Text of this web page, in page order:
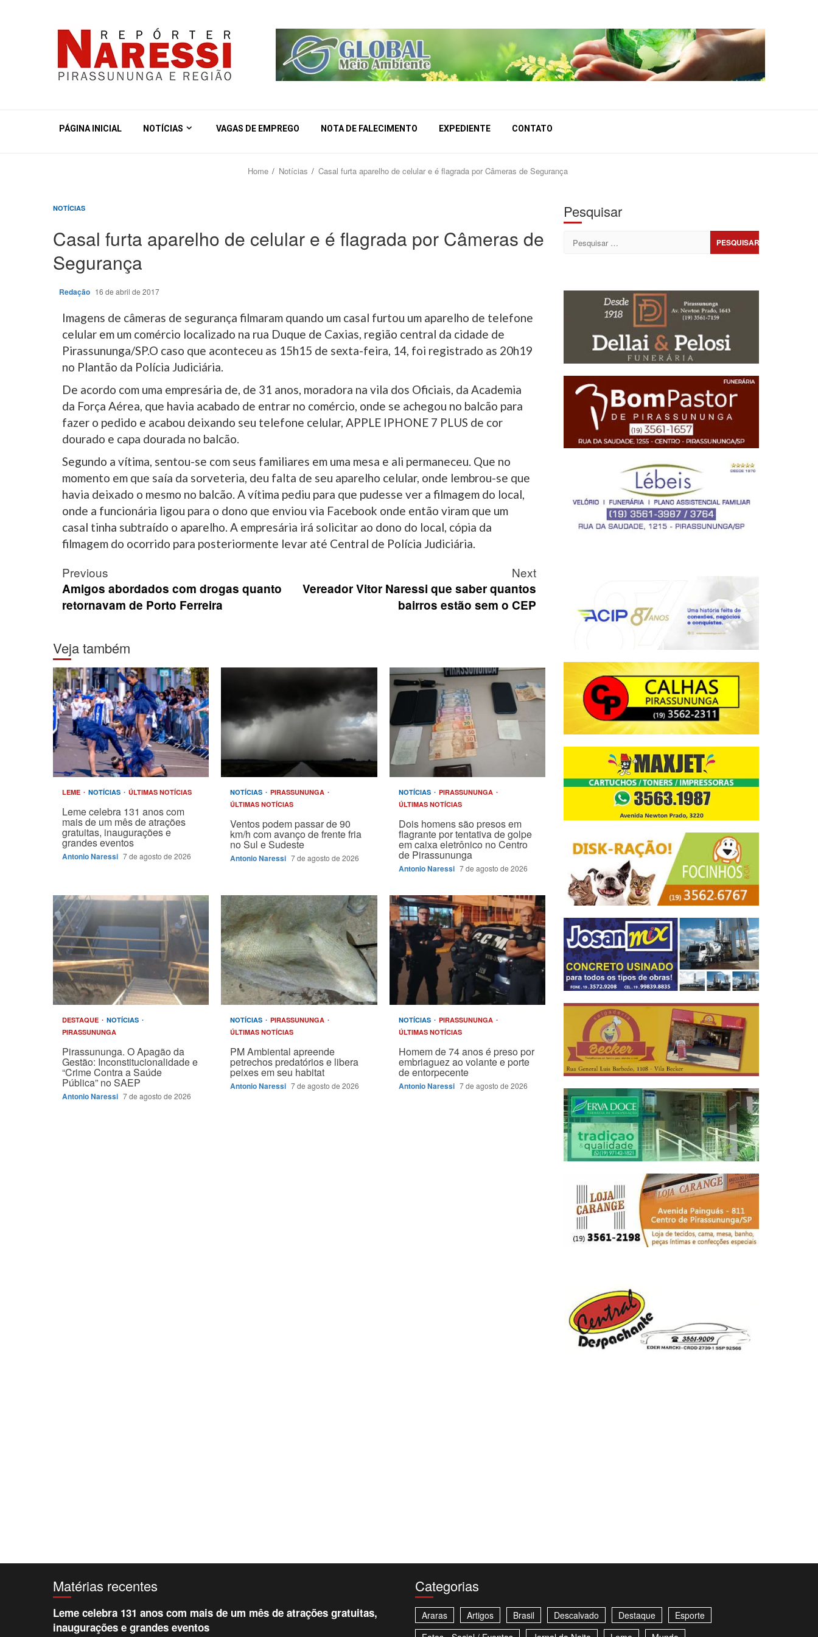
PÁGINA INICIAL NOTÍCIAS VAGAS DE EMPREGO NOTA DE FALECIMENTO EXPEDIENTE CONTATO
Home Notícias Casal furta aparelho de celular e é flagrada por Câmeras de Segurança
NOTÍCIAS
Casal furta aparelho de celular e é flagrada por Câmeras de
Segurança
Redação 16 de abril de 2017
Imagens de câmeras de segurança filmaram quando um casal furtou um aparelho de telefone
celular em um comércio localizado na rua Duque de Caxias, região central da cidade de
Pirassununga/SP.O caso que aconteceu as 15h15 de sexta-feira, 14, foi registrado as 20h19
no Plantão da Polícia Judiciária.
De acordo com uma empresária de, de 31 anos, moradora na vila dos Oficiais, da Academia
da Força Aérea, que havia acabado de entrar no comércio, onde se achegou no balcão para
fazer o pedido e acabou deixando seu telefone celular, APPLE IPHONE 7 PLUS de cor
dourado e capa dourada no balcão.
Segundo a vítima, sentou-se com seus familiares em uma mesa e ali permaneceu. Que no
momento em que saía da sorveteria, deu falta de seu aparelho celular, onde lembrou-se que
havia deixado o mesmo no balcão. A vítima pediu para que pudesse ver a filmagem do local,
onde a funcionária ligou para o dono que enviou via Facebook onde então viram que um
casal tinha subtraído o aparelho. A empresária irá solicitar ao dono do local, cópia da
filmagem do ocorrido para posteriormente levar até Central de Polícia Judiciária.
Post
navigation
Previous
Amigos abordados com drogas quanto
retornavam de Porto Ferreira
Next
Vereador Vitor Naressi que saber quantos
bairros estão sem o CEP
Veja também
LEME NOTÍCIAS ÚLTIMAS NOTÍCIAS
Leme celebra 131 anos com
mais de um mês de atrações
gratuitas, inaugurações e
grandes eventos
Antonio Naressi 7 de agosto de 2026
NOTÍCIAS
PIRASSUNUNGA
ÚLTIMAS NOTÍCIAS
Ventos podem passar de 90
km/h com avanço de frente fria
no Sul e Sudeste
Antonio Naressi 7 de agosto de 2026
NOTÍCIAS
PIRASSUNUNGA
ÚLTIMAS NOTÍCIAS
Dois homens são presos em
flagrante por tentativa de golpe
em caixa eletrônico no Centro
de Pirassununga
Antonio Naressi 7 de agosto de 2026
DESTAQUE
NOTÍCIAS
PIRASSUNUNGA
Pirassununga. O Apagão da
Gestão: Inconstitucionalidade e
“Crime Contra a Saúde
Pública” no SAEP
Antonio Naressi 7 de agosto de 2026
NOTÍCIAS
PIRASSUNUNGA
ÚLTIMAS NOTÍCIAS
PM Ambiental apreende
petrechos predatórios e libera
peixes em seu habitat
Antonio Naressi 7 de agosto de 2026
NOTÍCIAS
PIRASSUNUNGA
ÚLTIMAS NOTÍCIAS
Homem de 74 anos é preso por
embriaguez ao volante e porte
de entorpecente
Antonio Naressi 7 de agosto de 2026
Pesquisar
Pesquisar
Matérias recentes
Leme celebra 131 anos com mais de um mês de atrações gratuitas,
inaugurações e grandes eventos
Categorias
Araras Artigos Brasil Descalvado Destaque
Esporte